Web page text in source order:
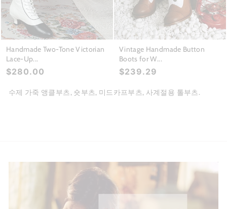
Handmade Two-Tone Victorian
Lace-Up...
$280.00
Vintage Handmade Button
Boots for W...
$239.29
수제 가죽 앵클부츠, 숏부츠, 미드카프부츠, 사계절용 톨부츠.